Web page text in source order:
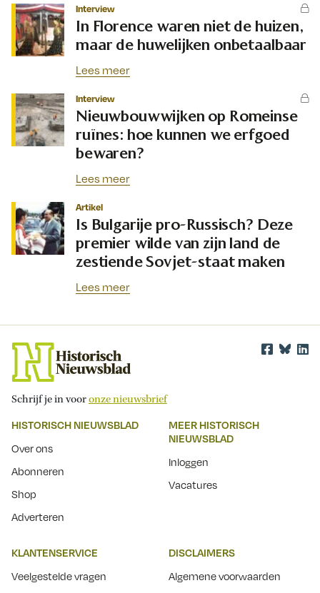
Interview
In Florence waren niet de huizen,
maar de huwelijken onbetaalbaar
Lees meer
Interview
Nieuwbouwwijken op Romeinse
ruïnes: hoe kunnen we erfgoed
bewaren?
Lees meer
Artikel
Is Bulgarije pro-Russisch? Deze
premier wilde van zijn land de
zestiende Sovjet-staat maken
Lees meer
Schrijf je in vooronze nieuwsbrief
HISTORISCH NIEUWSBLAD
Over ons
Abonneren
Shop
Adverteren
MEER HISTORISCH
NIEUWSBLAD
Inloggen
Vacatures
KLANTENSERVICE
Veelgestelde vragen
DISCLAIMERS
Algemene voorwaarden